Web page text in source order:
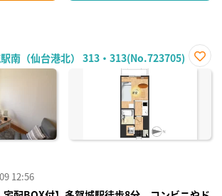
南（仙台港北） 313・313(No.723705)
お気
12:56